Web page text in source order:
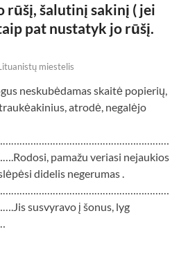
rūšį, šalutinį sakinį ( jei
pat nustatyk jo rūšį.
miestelis
neskubėdamas skaitė popierių,
atrodė, negalėjo
pamažu veriasi nejaukios
didelis negerumas .
susvyravo į šonus, lyg